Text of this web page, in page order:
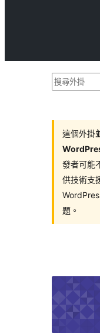
搜
這個外掛
發者可能
供技術支
題。